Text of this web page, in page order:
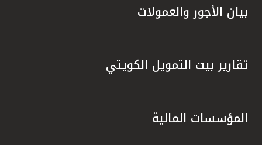
بيان الأجور والعمولات
تقارير بيت التمويل الكويتي
المؤسسات المالية